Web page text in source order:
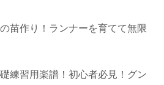
苗作り！ランナーを育てて無限
練習用楽譜！初心者必見！グン